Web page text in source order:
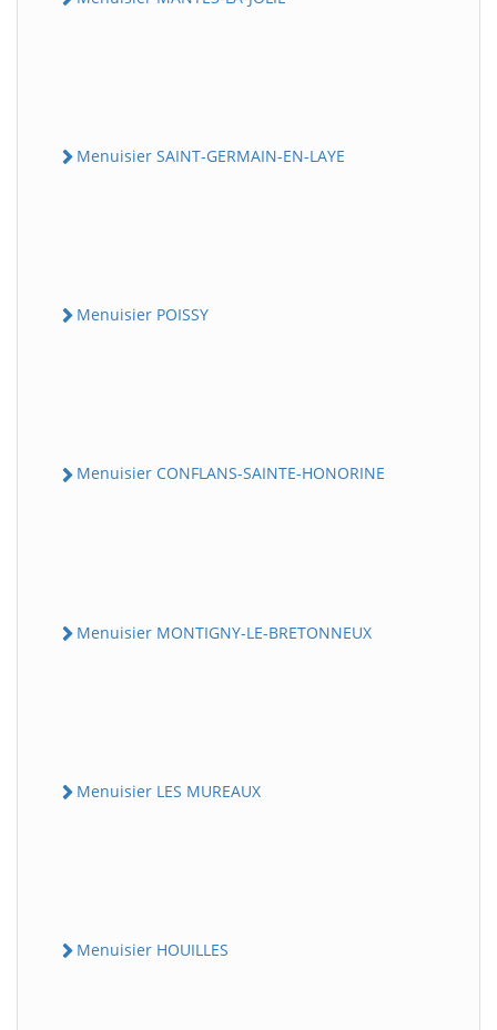
Menuisier SAINT-GERMAIN-EN-LAYE
Menuisier POISSY
Menuisier CONFLANS-SAINTE-HONORINE
Menuisier MONTIGNY-LE-BRETONNEUX
Menuisier LES MUREAUX
Menuisier HOUILLES